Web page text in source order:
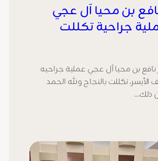
بن محيا آل عجي
جراحية تكللت
بن محيا آل عجي عملية جراحيه
الأيسر، تكللت بالنجاح ولله الحمد
ذلك…